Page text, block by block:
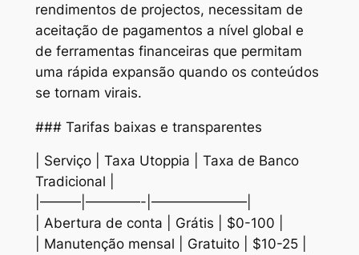
rendimentos de projectos, necessitam de
aceitação de pagamentos a nível global e
de ferramentas financeiras que permitam
uma rápida expansão quando os conteúdos
se tornam virais.
### Tarifas baixas e transparentes
| Serviço | Taxa Utoppia | Taxa de Banco
Tradicional |
|———|————-|———————|
| Abertura de conta | Grátis | $0-100 |
| Manutenção mensal | Gratuito | $10-25 |